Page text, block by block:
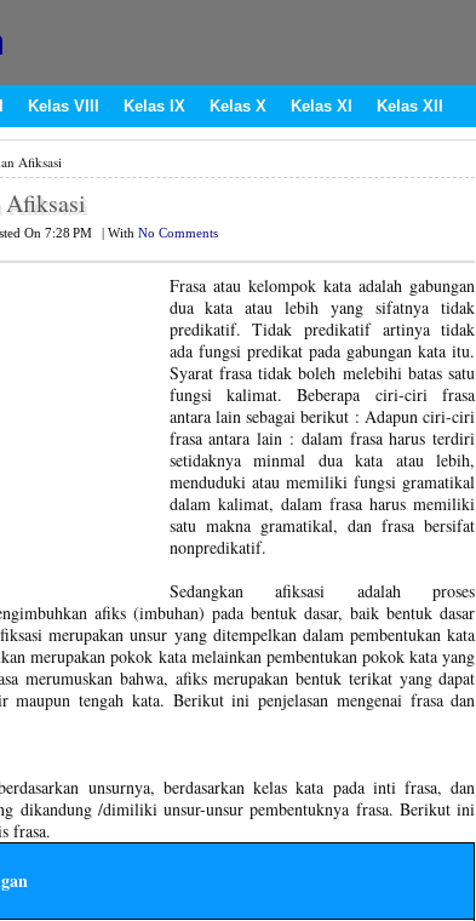
Kelas VIII Kelas IX Kelas X Kelas XI Kelas XII
Afiksasi
Afiksasi
On 7:28 PM With No Comments
Frasa atau kelompok kata adalah gabungan
dua kata atau lebih yang sifatnya tidak
predikatif. Tidak predikatif artinya tidak
ada fungsi predikat pada gabungan kata itu.
Syarat frasa tidak boleh melebihi batas satu
fungsi kalimat. Beberapa ciri-ciri frasa
antara lain sebagai berikut : Adapun ciri-ciri
frasa antara lain : dalam frasa harus terdiri
setidaknya minmal dua kata atau lebih,
menduduki atau memiliki fungsi gramatikal
dalam kalimat, dalam frasa harus memiliki
satu makna gramatikal, dan frasa bersifat
nonpredikatif.
Sedangkan afiksasi adalah proses
afiks (imbuhan) pada bentuk dasar, baik bentuk dasar
merupakan unsur yang ditempelkan dalam pembentukan kata
merupakan pokok kata melainkan pembentukan pokok kata yang
merumuskan bahwa, afiks merupakan bentuk terikat yang dapat
maupun tengah kata. Berikut ini penjelasan mengenai frasa dan
unsurnya, berdasarkan kelas kata pada inti frasa, dan
dikandung /dimiliki unsur-unsur pembentuknya frasa. Berikut ini
frasa.